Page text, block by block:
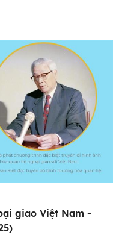
giao Việt Nam -